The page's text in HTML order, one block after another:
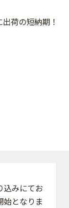
荷の短納期！
込みにてお
始となりま